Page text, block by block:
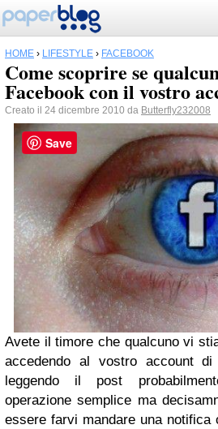
HOME › LIFESTYLE › FACEBOOK
Come scoprire se
Facebook con il vostro
Creato il 24 dicembre 2010 da Butterfly232008
Avete il timore che qualcuno vi
accedendo al vostro account
leggendo il post
operazione semplice ma
essere farvi mandare una notifica
Save